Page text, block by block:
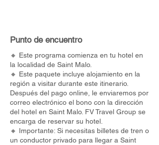
Punto de encuentro
🔸 Este programa comienza en tu hotel en
la localidad de Saint Malo.
🔸 Este paquete incluye alojamiento en la
región a visitar durante este itinerario.
Después del pago online, le enviaremos por
correo electrónico el bono con la dirección
del hotel en Saint Malo. FV Travel Group se
encarga de reservar su hotel.
🔸 Importante: Si necesitas billetes de tren o
un conductor privado para llegar a Saint